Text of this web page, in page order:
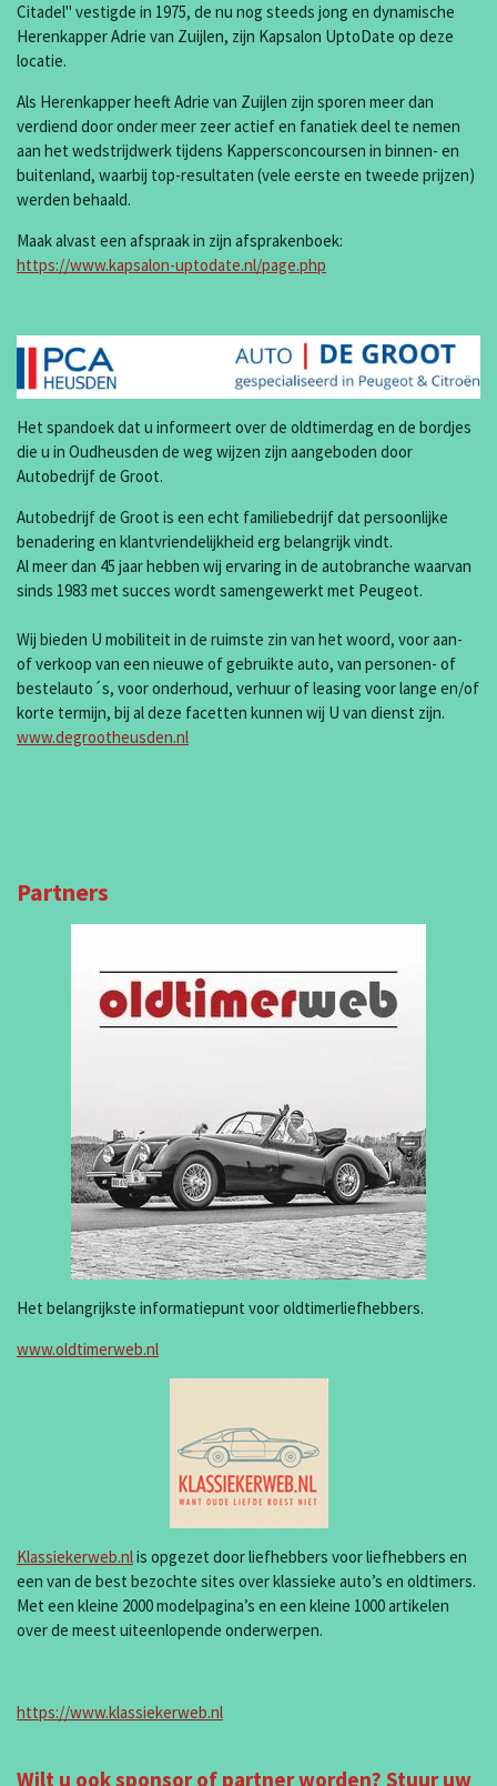
Citadel" vestigde in 1975, de nu nog steeds jong en dynamische
Herenkapper Adrie van Zuijlen, zijn Kapsalon UptoDate op deze
locatie.
Als Herenkapper heeft Adrie van Zuijlen zijn sporen meer dan
verdiend door onder meer zeer actief en fanatiek deel te nemen
aan het wedstrijdwerk tijdens Kappersconcoursen in binnen- en
buitenland, waarbij top-resultaten (vele eerste en tweede prijzen)
werden behaald.
Maak alvast een afspraak in zijn afsprakenboek:
https://www.kapsalon-uptodate.nl/page.php
Het spandoek dat u informeert over de oldtimerdag en de bordjes
die u in Oudheusden de weg wijzen zijn aangeboden door
Autobedrijf de Groot.
Autobedrijf de Groot is een echt familiebedrijf dat persoonlijke
benadering en klantvriendelijkheid erg belangrijk vindt.
Al meer dan 45 jaar hebben wij ervaring in de autobranche waarvan
sinds 1983 met succes wordt samengewerkt met Peugeot.
Wij bieden U mobiliteit in de ruimste zin van het woord, voor aan-
of verkoop van een nieuwe of gebruikte auto, van personen- of
bestelauto´s, voor onderhoud, verhuur of leasing voor lange en/of
korte termijn, bij al deze facetten kunnen wij U van dienst zijn.
www.degrootheusden.nl
Partners
Het belangrijkste informatiepunt voor oldtimerliefhebbers.
www.oldtimerweb.nl
Klassiekerweb.nlis opgezet door liefhebbers voor liefhebbers en
een van de best bezochte sites over klassieke auto’s en oldtimers.
Met een kleine 2000 modelpagina’s en een kleine 1000 artikelen
over de meest uiteenlopende onderwerpen.
https://www.klassiekerweb.nl
Wilt u ook sponsor of partner worden? Stuur uw